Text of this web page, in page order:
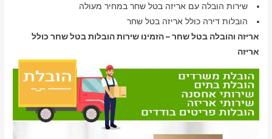
שירות הובלה עם אריזה בטל שחר במחיר מעולה
הובלות דירה כולל אריזה בטל שחר
אריזה והובלה בטל שחר – הזמינו שירות הובלות בטל שחר כולל
אריזה